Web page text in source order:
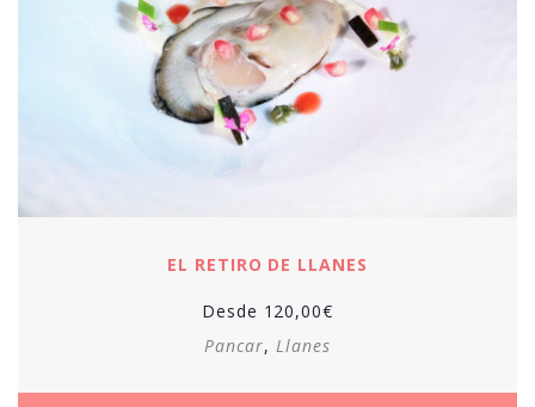
EL RETIRO DE LLANES
Desde 120,00€
Pancar, Llanes